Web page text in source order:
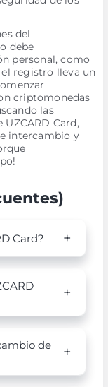
del
debe
personal, como
registro lleva un
criptomonedas
las
UZCARD Card,
intercambio y
Card?
de